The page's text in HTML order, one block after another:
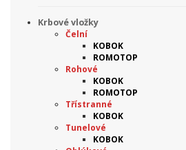
Krbové vložky
Čelní
KOBOK
ROMOTOP
Rohové
KOBOK
ROMOTOP
Třístranné
KOBOK
Tunelové
KOBOK